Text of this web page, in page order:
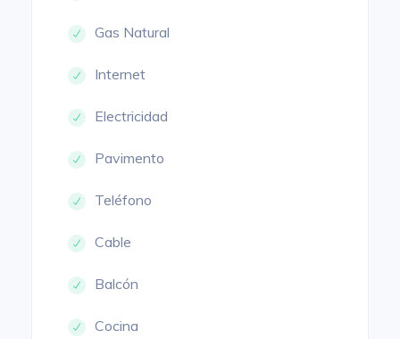
Gas Natural
Internet
Electricidad
Pavimento
Teléfono
Cable
Balcón
Cocina